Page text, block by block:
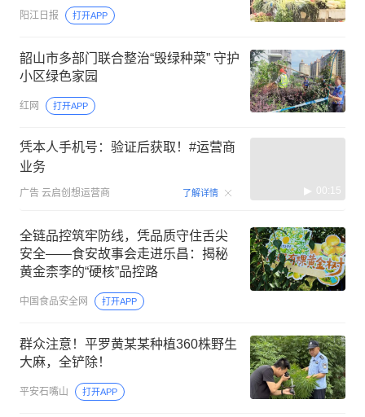
阳江日报 打开APP
韶山市多部门联合整治“毁绿种菜” 守护
小区绿色家园
红网 打开APP
凭本人手机号：验证后获取！#运营商
业务
广告 云启创想运营商 了解详情 00:15
全链品控筑牢防线，凭品质守住舌尖
安全——食安故事会走进乐昌：揭秘
黄金柰李的“硬核”品控路
中国食品安全网 打开APP
群众注意！平罗黄某某种植360株野生
大麻，全铲除！
平安石嘴山 打开APP